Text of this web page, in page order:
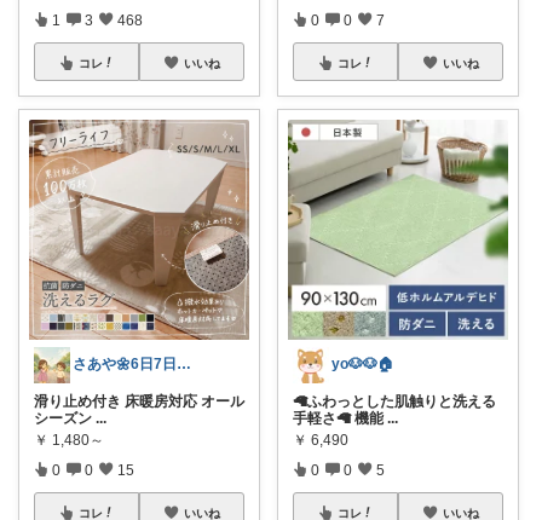
1 3 468
コレ いいね
さあや🌼6日7日有難うございます
滑り止め付き 床暖房対応 オール
シーズン ...
￥ 1,480～
0 0 15
コレ いいね
0 0 7
コレ いいね
yo🐶🐶🏠
🦙ふわっとした肌触りと洗える
手軽さ🦙 機能 ...
￥ 6,490
0 0 5
コレ いいね